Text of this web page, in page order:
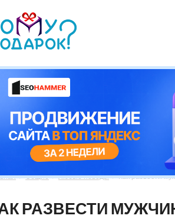
 Общие  Любые поводы  Как развести
РАЗВЕСТИ